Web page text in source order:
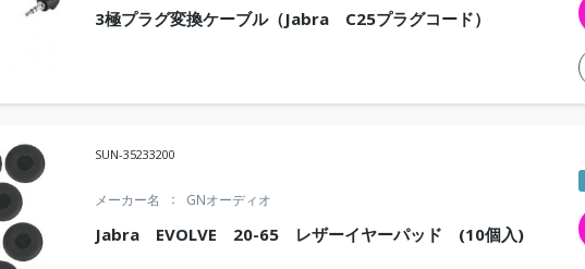
3極プラグ変換ケーブル（Jabra C25プラグコード）
SUN-35233200
Jabra EVOLVE 20-65 レザーイヤーパッド (10個入)
メーカー名 GNオーディオ